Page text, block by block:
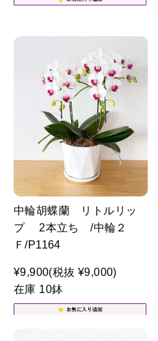
中輪胡蝶蘭 リトルリッ
プ 2本立ち /中輪２
Ｆ/P1164
¥9,900(税抜 ¥9,000)
在庫 10鉢